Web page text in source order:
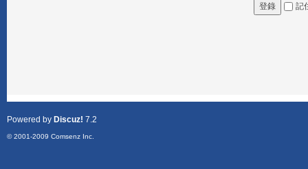
登錄 記
Powered by Discuz! 7.2
© 2001-2009 Comsenz Inc.